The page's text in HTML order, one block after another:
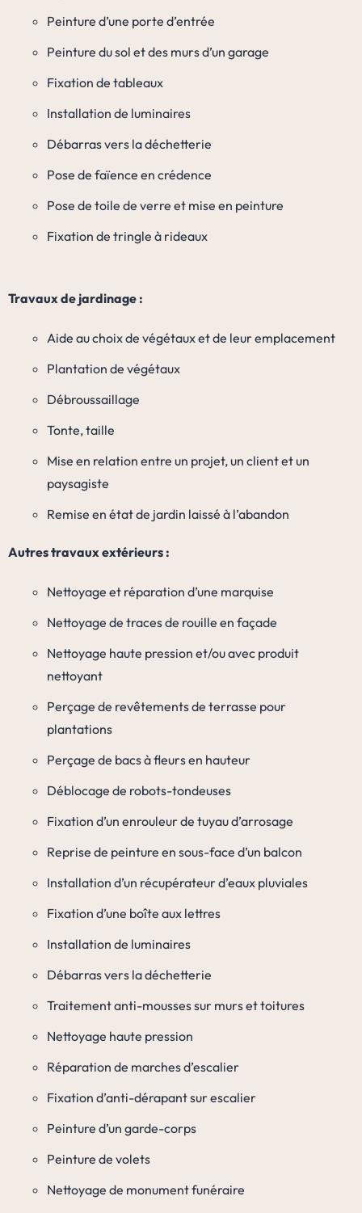
Peinture d’une porte d’entrée
Peinture du sol et des murs d’un garage
Fixation de tableaux
Installation de luminaires
Débarras vers la déchetterie
Pose de faïence en crédence
Pose de toile de verre et mise en peinture
Fixation de tringle à rideaux
Travaux de jardinage :
Aide au choix de végétaux et de leur emplacement
Plantation de végétaux
Débroussaillage
Tonte, taille
Mise en relation entre un projet, un client et un
paysagiste
Remise en état de jardin laissé à l’abandon
Autres travaux extérieurs :
Nettoyage et réparation d’une marquise
Nettoyage de traces de rouille en façade
Nettoyage haute pression et/ou avec produit
nettoyant
Perçage de revêtements de terrasse pour
plantations
Perçage de bacs à fleurs en hauteur
Déblocage de robots-tondeuses
Fixation d’un enrouleur de tuyau d’arrosage
Reprise de peinture en sous-face d’un balcon
Installation d’un récupérateur d’eaux pluviales
Fixation d’une boîte aux lettres
Installation de luminaires
Débarras vers la déchetterie
Traitement anti-mousses sur murs et toitures
Nettoyage haute pression
Réparation de marches d’escalier
Fixation d’anti-dérapant sur escalier
Peinture d’un garde-corps
Peinture de volets
Nettoyage de monument funéraire